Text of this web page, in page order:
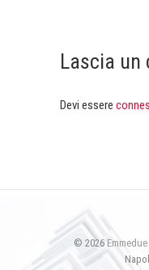
Lascia un
Devi essere
© 2026 Emmedue